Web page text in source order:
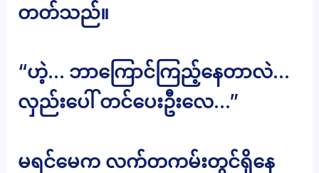
တတ်သည်။
“ဟဲ့… ဘာကြောင်ကြည့်နေတာလဲ…
လှည်းပေါ် တင်ပေးဦးလေ…”
မရင်မေက လက်တကမ်းတွင်ရှိနေ